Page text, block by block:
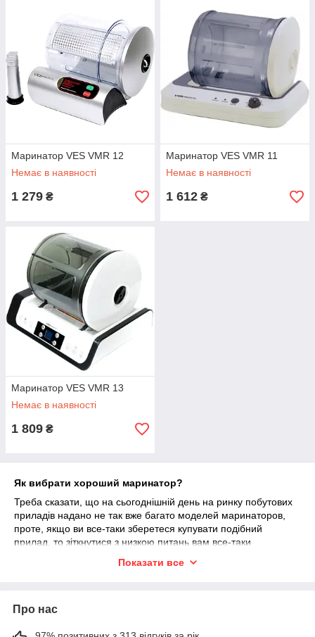
хвилин страва готова.
Маринатор VES VMR 12
Немає в наявності
1 279 ₴
Маринатор VES VMR 11
Немає в наявності
1 612 ₴
Маринатор VES VMR 13
Немає в наявності
1 809 ₴
Як вибрати хороший маринатор?
Треба сказати, що на сьогоднішній день на ринку побутових
приладів надано не так вже багато моделей маринаторов,
проте, якщо ви все-таки зберетеся купувати подібний
прилад, то зіткнутися з низкою питань вам все-таки
вакуум доведеться створювати вручну? Звичайно,
Показати все
Про нас